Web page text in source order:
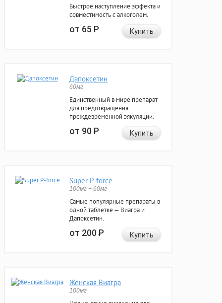
Быстрое наступление эффекта и
совместимость с алкоголем.
от 65Р Купить
Дапоксетин
60мг
Единственный в мире препарат
для предотвращения
преждевременной эякуляции.
от 90Р Купить
Super P-force
100мг + 60мг
Самые популярные препараты в
одной таблетке — Виагра и
Дапоксетин.
от 200Р Купить
Женская Виагра
100мг